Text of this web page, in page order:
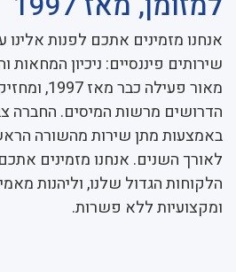
אנחנו מזמינים אתכם לפנות אלינו
שירותים פיננסיים: ניכיון
מאור פעילה
הדרושים מרשות המיסים. החברה
באמצעות מתן שירות מהשורה
לאורך השנים. אנחנו מזמינים
הלקוחות הגדול שלנו, וליהנות
ומקצועיות ללא פשרות.